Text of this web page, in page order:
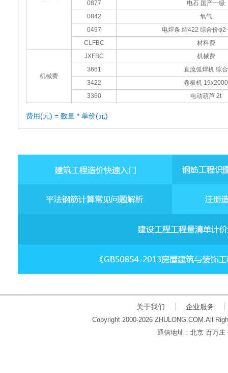
0877
电石 国产一级
0842
氧气
0497
电焊条 结422 综合价
CLFBC
材料费
机械费
JXFBC
机械费
3661
直流弧焊机 综合
3422
卷板机 19x2000
3360
电动葫芦 2t
费用(元) = 数量 * 单价(元)
关于我们 企业服务
Copyright 2000-2026 ZHULONG.COM.All
通信地址：北京 百万